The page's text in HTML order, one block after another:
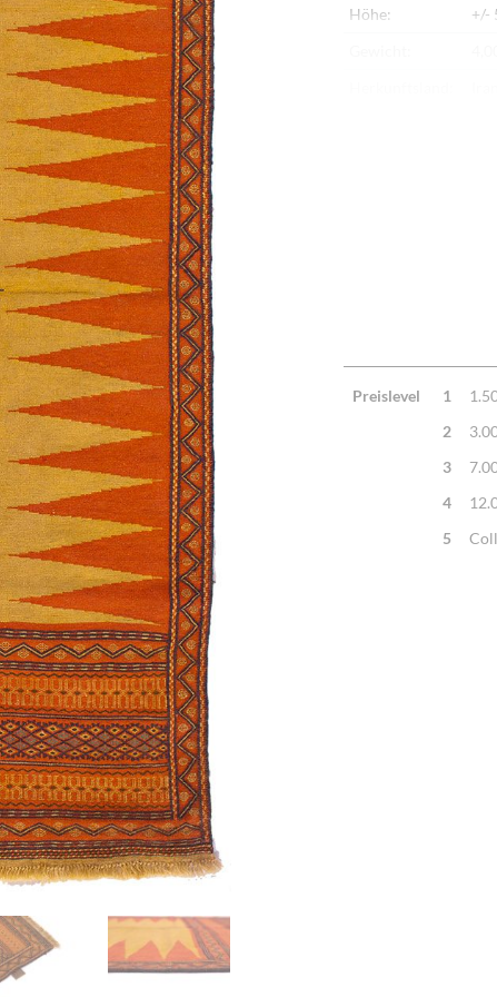
Höhe:
+/-
Preislevel
1
2
3
4
5